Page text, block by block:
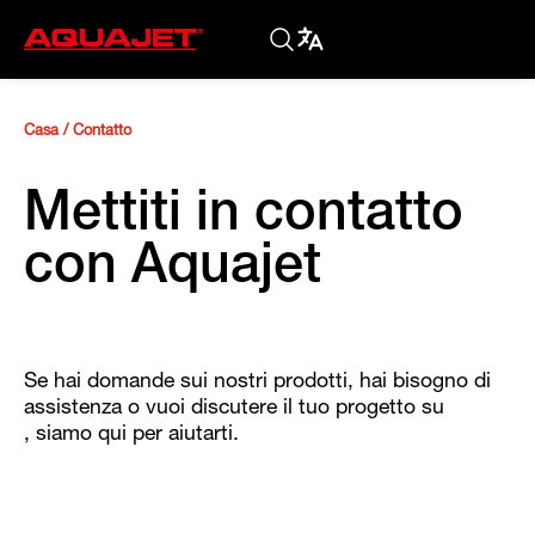
Casa/ Contatto
Mettiti in contatto
con Aquajet
Se hai domande sui nostri prodotti, hai bisogno di
assistenza o vuoi discutere il tuo progetto su
, siamo qui per aiutarti.